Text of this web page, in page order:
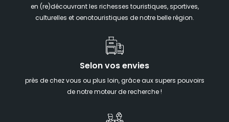
en (re)découvrant les richesses touristiques, sportives,
culturelles et oenotouristiques de notre belle région.
Selon vos envies
près de chez vous ou plus loin, grâce aux supers pouvoirs
de notre moteur de recherche !